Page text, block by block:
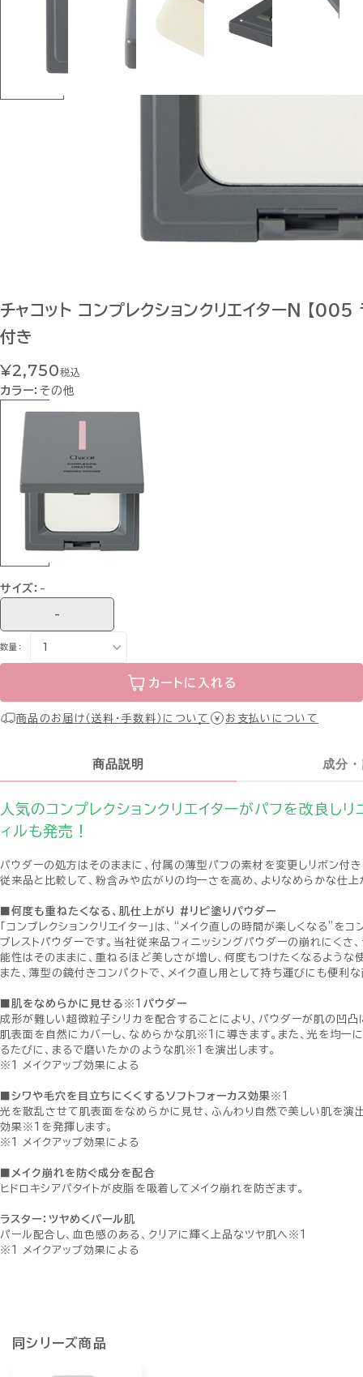
チャコット コンプレクションクリエイターN 【005
付き
¥2,750税込
カラー：その他
サイズ： -
-
数量：
カートに入れる
商品のお届け（送料・手数料）について お支払いについて
商品説明 成分
人気のコンプレクションクリエイターがパフを改良し
ィルも発売！
パウダーの処方はそのままに、付属の薄型パフの素材を変更しリボン付き
従来品と比較して、粉含みや広がりの均一さを高め、よりなめらかな仕上
■何度も重ねたくなる、肌仕上がり #リピ塗りパウダー
「コンプレクションクリエイター」は、“メイク直しの時間が楽しくなる”を
プレストパウダーです。当社従来品フィニッシングパウダーの崩れにくさ
能性はそのままに、重ねるほど美しさが増し、何度もつけたくなるような
また、薄型の鏡付きコンパクトで、メイク直し用として持ち運びにも便利
■肌をなめらかに見せる ※1 パウダー
成形が難しい超微粒子シリカを配合することにより、パウダーが肌の凹凸
肌表面を自然にカバーし、なめらかな肌※1に導きます。また、光を均一
るたびに、まるで磨いたかのような肌※1を演出します。
※1 メイクアップ効果による
■シワや毛穴を目立ちにくくするソフトフォーカス効果※1
光を散乱させて肌表面をなめらかに見せ、ふんわり自然で美しい肌を演
効果※1を発揮します。
※1 メイクアップ効果による
■メイク崩れを防ぐ成分を配合
ヒドロキシアパタイトが皮脂を吸着してメイク崩れを防ぎます。
ラスター：ツヤめくパール肌
パール配合し、血色感のある、クリアに輝く上品なツヤ肌へ※1
※1 メイクアップ効果による
同シリーズ商品